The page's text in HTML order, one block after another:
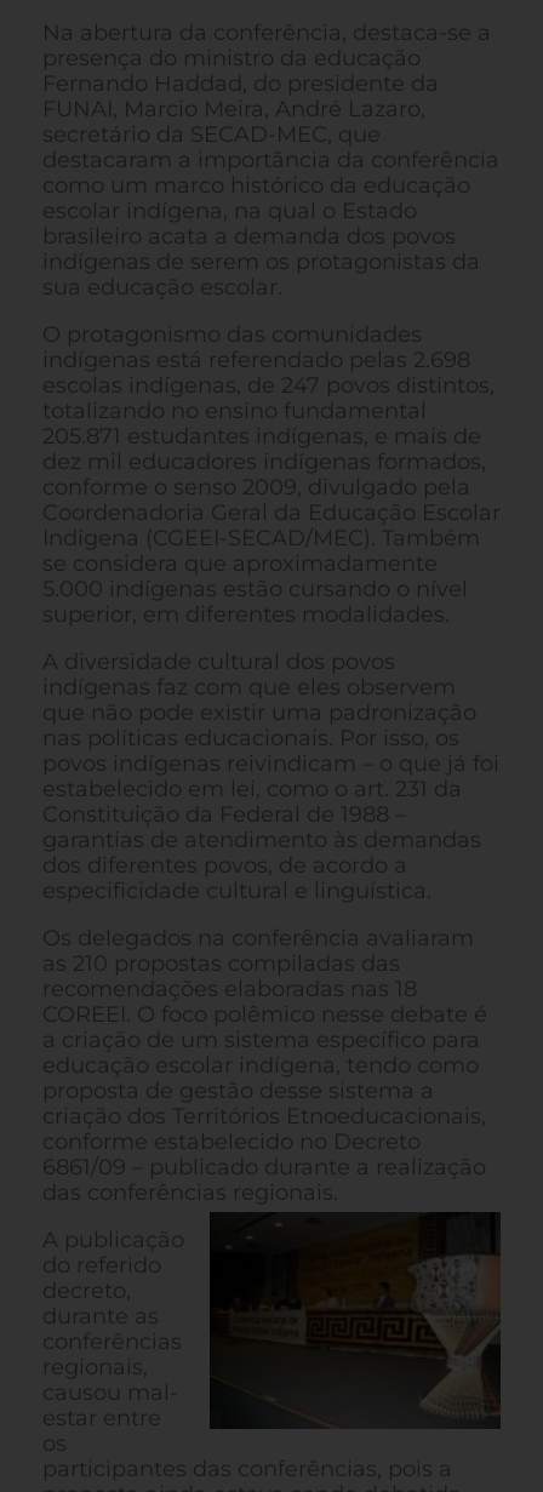
Na abertura da conferência, destaca-se a
presença do ministro da educação
Fernando Haddad, do presidente da
FUNAI, Marcio Meira, André Lazaro,
secretário da SECAD-MEC, que
destacaram a importância da conferência
como um marco histórico da educação
escolar indígena, na qual o Estado
brasileiro acata a demanda dos povos
indígenas de serem os protagonistas da
sua educação escolar.
O protagonismo das comunidades
indígenas está referendado pelas 2.698
escolas indígenas, de 247 povos distintos,
totalizando no ensino fundamental
205.871 estudantes indígenas, e mais de
dez mil educadores indígenas formados,
conforme o senso 2009, divulgado pela
Coordenadoria Geral da Educação Escolar
Indígena (CGEEI-SECAD/MEC). Também
se considera que aproximadamente
5.000 indígenas estão cursando o nível
superior, em diferentes modalidades.
A diversidade cultural dos povos
indígenas faz com que eles observem
que não pode existir uma padronização
nas políticas educacionais. Por isso, os
povos indígenas reivindicam – o que já foi
estabelecido em lei, como o art. 231 da
Constituição da Federal de 1988 –
garantias de atendimento às demandas
dos diferentes povos, de acordo a
especificidade cultural e linguística.
Os delegados na conferência avaliaram
as 210 propostas compiladas das
recomendações elaboradas nas 18
COREEI. O foco polêmico nesse debate é
a criação de um sistema específico para
educação escolar indígena, tendo como
proposta de gestão desse sistema a
criação dos Territórios Etnoeducacionais,
conforme estabelecido no Decreto
6861/09 – publicado durante a realização
das conferências regionais.
A publicação
do referido
decreto,
durante as
conferências
regionais,
causou mal-
estar entre
os
participantes das conferências, pois a